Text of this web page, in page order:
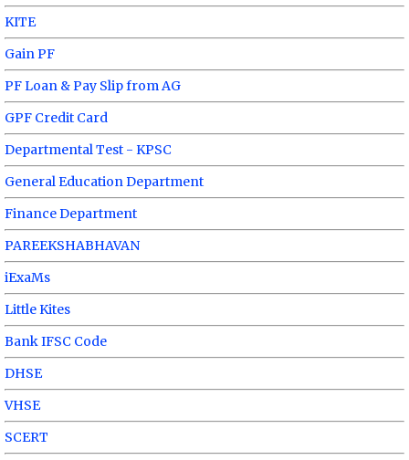
KITE
Gain PF
PF Loan & Pay Slip from AG
GPF Credit Card
Departmental Test - KPSC
General Education Department
Finance Department
PAREEKSHABHAVAN
iExaMs
Little Kites
Bank IFSC Code
DHSE
VHSE
SCERT